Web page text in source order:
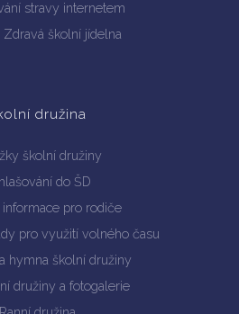
stravy internetem
Zdravá školní jídelna
družina
školní družiny
do ŠD
informace pro rodiče
pro využití volného času
hymna školní družiny
družiny a fotogalerie